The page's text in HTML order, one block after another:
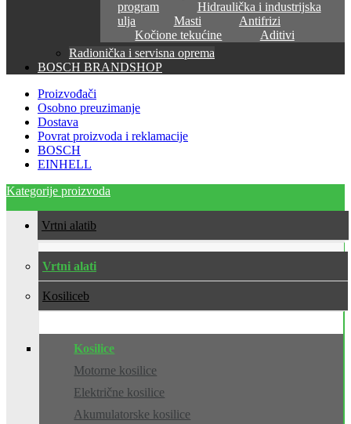
program
Hidraulička i industrijska
ulja
Masti
Antifrizi
Kočione tekućine
Aditivi
Radionička i servisna oprema
BOSCH BRANDSHOP
Proizvođači
Osobno preuzimanje
Dostava
Povrat proizvoda i reklamacije
BOSCH
EINHELL
Kategorije proizvoda
Vrtni alati
Vrtni alati
Kosilice
Kosilice
Motorne kosilice
Električne kosilice
Akumulatorske kosilice